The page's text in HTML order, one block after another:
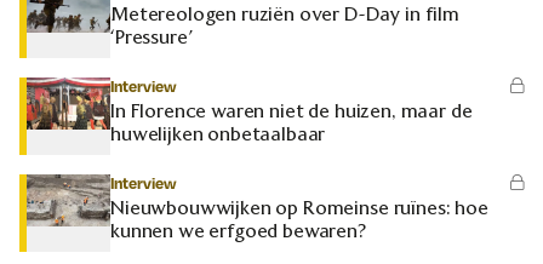
Metereologen ruziën over D-Day in film
‘Pressure’
Interview
In Florence waren niet de huizen, maar de
huwelijken onbetaalbaar
Interview
Nieuwbouwwijken op Romeinse ruïnes: hoe
kunnen we erfgoed bewaren?